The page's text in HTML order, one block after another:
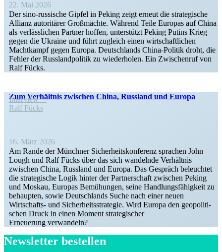
22. Mai 2026
Der sino-russische Gipfel in Peking zeigt erneut die strate­gische
Allianz autori­tärer Großmächte. Während Teile Europas auf China
als verläss­lichen Partner hoffen, unter­stützt Peking Putins Krieg
gegen die Ukraine und führt zugleich einen wirtschaft­lichen
Macht­kampf gegen Europa. Deutsch­lands China-Politik droht, die
Fehler der Russland­po­litik zu wieder­holen. Ein Zwischenruf von
Ralf Fücks.
Zum Verhältnis zwischen China, Russland und Europa
Interview
Ralf Fücks
16. März 2026
Am Rande der Münchner Sicher­heits­kon­ferenz sprachen John
Lough und Ralf Fücks über das sich wandelnde Verhältnis
zwischen China, Russland und Europa. Das Gespräch beleuchtet
die strate­gische Logik hinter der Partner­schaft zwischen Peking
und Moskau, Europas Bemühungen, seine Handlungs­fä­higkeit zu
behaupten, sowie Deutsch­lands Suche nach einer neuen
Wirtschafts- und Sicher­heits­stra­tegie. Wird Europa den geopo­li­ti­
schen Druck in einen Moment strate­gi­scher
Erneuerung verwandeln?
Newsletter bestellen